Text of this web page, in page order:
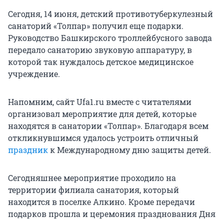
Сегодня, 14 июня, детский противотуберкулезный
санаторий «Толпар» получил еще подарки.
Руководство Башкирского троллейбусного завода
передало санаторию звуковую аппаратуру, в
которой так нуждалось детское медицинское
учреждение.
Напомним, сайт Ufa1.ru вместе с читателями
организовал мероприятие для детей, которые
находятся в санатории «Толпар». Благодаря всем
откликнувшимся удалось устроить отличный
праздникк Международному дню защиты детей.
Сегодняшнее мероприятие проходило на
территории филиала санатория, который
находится в поселке Алкино. Кроме передачи
подарков прошла и церемония празднования Дня